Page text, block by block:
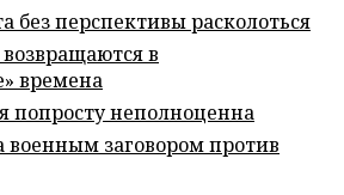
без перспективы расколоться
в
времена
попросту неполноценна
военным заговором против